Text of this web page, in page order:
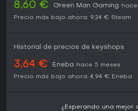
8,60 € Green Man Gaming
hace
Precio más bajo ahora: 9,24 € Steam
Historial de precios de keyshops
3,64 € Eneba
hace 5 meses
Precio más bajo ahora: 4,94 € Eneba
¿Esperando una mejor